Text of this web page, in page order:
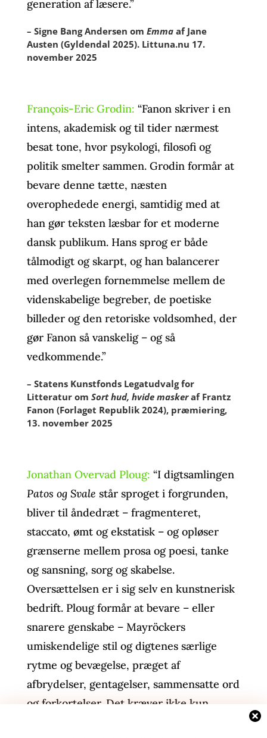
generation af læsere.”
– Signe Bang Andersen om Emmaaf Jane
Austen (Gyldendal 2025). Littuna.nu 17.
november 2025
François-Eric Grodin: “Fanon skriver i en
intens, akademisk og til tider nærmest
besat tone, hvor psykologi, filosofi og
politik smelter sammen. Grodin formår at
bevare denne tætte, næsten
overophedede energi, samtidig med at
han gør teksten læsbar for et moderne
dansk publikum. Hans sprog er både
tålmodigt og skarpt, og han balancerer
med overlegen fornemmelse mellem de
videnskabelige begreber, de poetiske
billeder og den retoriske voldsomhed, der
gør Fanon så vanskelig – og så
vedkommende.”
– Statens Kunstfonds Legatudvalg for
Litteratur om Sort hud, hvide maskeraf Frantz
Fanon (Forlaget Republik 2024), præmiering,
13. november 2025
Jonathan Overvad Ploug: “I digtsamlingen
Patos og Svale står sproget i forgrunden,
bliver til åndedræt – fragmenteret,
staccato, ømt og ekstatisk – og opløser
grænserne mellem prosa og poesi, tanke
og sansning, sorg og skabelse.
Oversættelsen er i sig selv en kunstnerisk
bedrift. Ploug formår at bevare – eller
snarere genskabe – Mayröckers
umiskendelige stil og digtenes særlige
rytme og bevægelse, præget af
afbrydelser, gentagelser, sammensatte ord
og forkortelser. Det kræver ikke kun